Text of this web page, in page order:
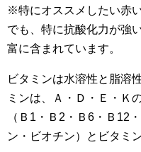
※特にオススメしたい赤
でも、特に抗酸化力が強
富に含まれています。
ビタミンは水溶性と脂溶
ミンは、Ａ・Ｄ・Ｅ・Ｋ
（Ｂ1・Ｂ2・Ｂ6・Ｂ12
ン・ビオチン）とビタミ